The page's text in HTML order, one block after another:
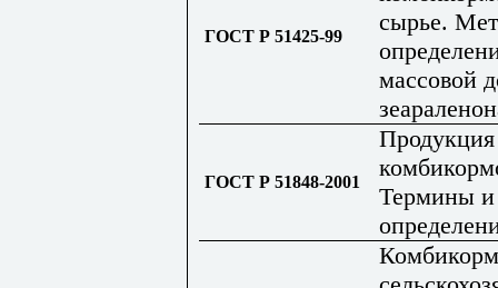
ГОСТ Р 51425-99
сырье.
массовой
ГОСТ Р 51848-2001
Продукция
Термины и